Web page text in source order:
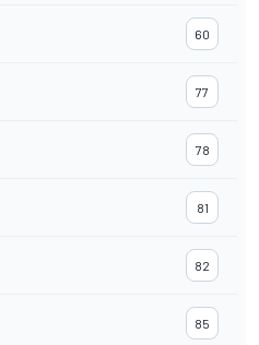
60
77
78
81
82
85